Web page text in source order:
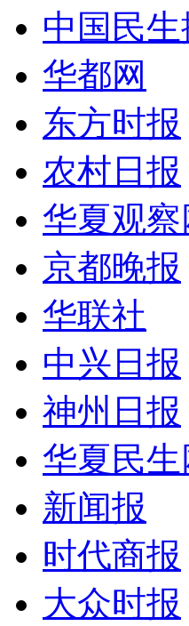
中国民生
华都网
东方时报
农村日报
华夏观察
京都晚报
华联社
中兴日报
神州日报
华夏民生
新闻报
时代商报
大众时报